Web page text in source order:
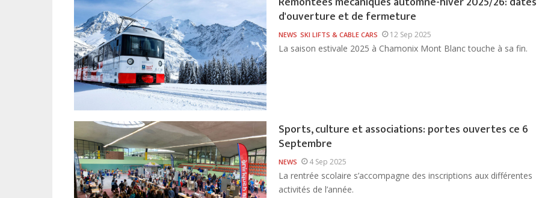
d'ouverture et de fermeture
NEWS SKI LIFTS & CABLE CARS 12 Sep 2025
La saison estivale 2025 à Chamonix Mont Blanc touche à sa fin.
Sports, culture et associations: portes ouvertes ce 6
Septembre
NEWS 4 Sep 2025
La rentrée scolaire s’accompagne des inscriptions aux différentes
activités de l’année.